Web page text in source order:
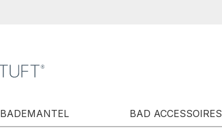
BADEMANTEL BAD ACCESSOIRES